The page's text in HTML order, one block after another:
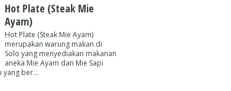
Hot Plate (Steak Mie
Ayam)
Hot Plate (Steak Mie Ayam)
merupakan warung makan di
Solo yang menyediakan makanan
aneka Mie Ayam dan Mie Sapi
yang ber...